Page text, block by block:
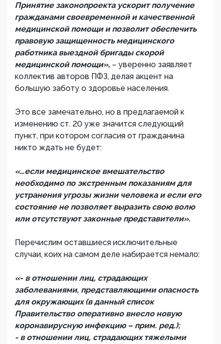
Принятие законопроекта ускорит получение
гражданами своевременной и качественной
медицинской помощи и позволит обеспечить
правовую защищенность медицинского
работника выездной бригады скорой
медицинской помощи», – уверенно заявляет
коллектив авторов ПФЗ, делая акцент на
большую заботу о здоровье населения.
Это все замечательно, но в предлагаемой к
изменению ст. 20 уже значится следующий
пункт, при котором согласия от гражданина
никто ждать не будет:
«…если медицинское вмешательство
необходимо по экстренным показаниям для
устранения угрозы жизни человека и если его
состояние не позволяет выразить свою волю
или отсутствуют законные представители».
Перечислим оставшиеся исключительные
случаи, коих на самом деле набирается немало:
«- в отношении лиц, страдающих
заболеваниями, представляющими опасность
для окружающих (в данный список
Правительство оперативно внесло новую
коронавирусную инфекцию – прим. ред.);
- в отношении лиц, страдающих тяжелыми